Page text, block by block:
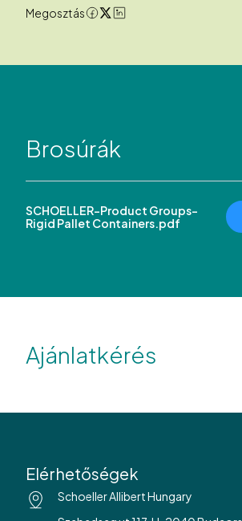
Megosztás
Brosúrák
SCHOELLER-Product Groups-
Rigid Pallet Containers.pdf
Ajánlatkérés
Elérhetőségek
Schoeller Allibert Hungary